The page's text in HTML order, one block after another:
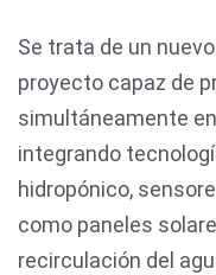
Se trata de un
proyecto capaz de
simultáneamente
integrando
hidropónico,
como paneles
recirculación del